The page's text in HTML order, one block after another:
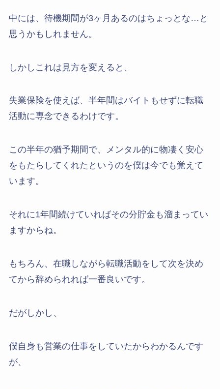
中には、待機期間が3ヶ月あるのはちょっとな…と
思うかもしれません。
しかしこれは見方を変えると、
失業保険を使えば、半年間はバイトもせずに転職
活動に専念できるわけです。
この半年の猶予期間で、メンタル的に物凄く安心
をもたらしてくれたというのを僕は今でも覚えて
います。
それに1年間続けていればその分貯金も溜まってい
ますからね。
もちろん、在職しながら転職活動をして次を決め
てから辞められれば一番良いです。
だがしかし、
僕自身も営業の仕事をしていたからわかるんです
が、